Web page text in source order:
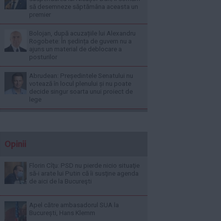
să desemneze săptămâna aceasta un
premier
Bolojan, după acuzațiile lui Alexandru
Rogobete: În ședința de guvern nu a
ajuns un material de deblocare a
posturilor
Abrudean: Președintele Senatului nu
votează în locul plenului și nu poate
decide singur soarta unui proiect de
lege
Opinii
Florin Cîţu: PSD nu pierde nicio situaţie
să-i arate lui Putin că îi susţine agenda
de aici de la Bucureşti
Apel către ambasadorul SUA la
București, Hans Klemm